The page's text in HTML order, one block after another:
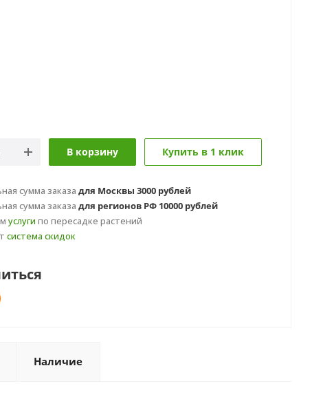
В корзину Купить в 1 клик
сумма заказа для Москвы 3000 рублей
сумма заказа для регионов РФ 10000 рублей
услуги по пересадке растений
система скидок
Наличие